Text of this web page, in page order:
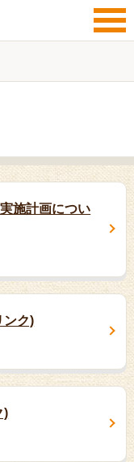
施計画につい
ンク)
)